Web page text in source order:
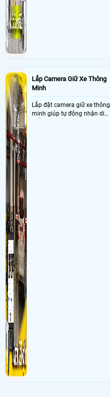
Lắp Camera Giữ Xe Thông
Minh
Lắp đặt camera giữ xe thông
minh giúp tự động nhận diện